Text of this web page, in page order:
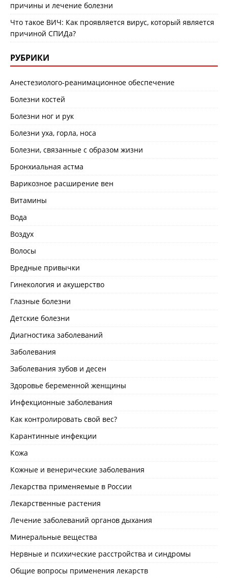
причины и лечение болезни
Что такое ВИЧ: Как проявляется вирус, который является
причиной СПИДа?
РУБРИКИ
Анестезиолого-реанимационное обеспечение
Болезни костей
Болезни ног и рук
Болезни уха, горла, носа
Болезни, связанные с образом жизни
Бронхиальная астма
Варикозное расширение вен
Витамины
Вода
Воздух
Волосы
Вредные привычки
Гинекология и акушерство
Глазные болезни
Детские болезни
Диагностика заболеваний
Заболевания
Заболевания зубов и десен
Здоровье беременной женщины
Инфекционные заболевания
Как контролировать свой вес?
Карантинные инфекции
Кожа
Кожные и венерические заболевания
Лекарства применяемые в России
Лекарственные растения
Лечение заболеваний органов дыхания
Минеральные вещества
Нервные и психические расстройства и синдромы
Общие вопросы применения лекарств